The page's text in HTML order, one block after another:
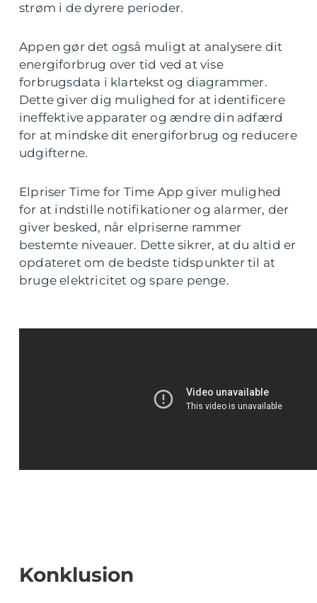
strøm i de dyrere perioder.
Appen gør det også muligt at analysere dit
energiforbrug over tid ved at vise
forbrugsdata i klartekst og diagrammer.
Dette giver dig mulighed for at identificere
ineffektive apparater og ændre din adfærd
for at mindske dit energiforbrug og reducere
udgifterne.
Elpriser Time for Time App giver mulighed
for at indstille notifikationer og alarmer, der
giver besked, når elpriserne rammer
bestemte niveauer. Dette sikrer, at du altid er
opdateret om de bedste tidspunkter til at
bruge elektricitet og spare penge.
Konklusion